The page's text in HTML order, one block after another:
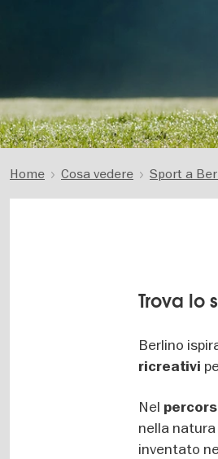
Home Cosa vedere Sport a
Trova lo
Berlino
ricreativi
Nel
nella
inventato